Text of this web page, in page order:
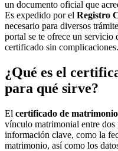
un documento oficial que
Es expedido por el Registro
necesario para diversos
portal se te ofrece un servicio
certificado sin complicaciones.
¿Qué es el
para qué sirve?
El certificado de matrimonio
vínculo matrimonial entre dos
información clave, como la
matrimonio, así como los